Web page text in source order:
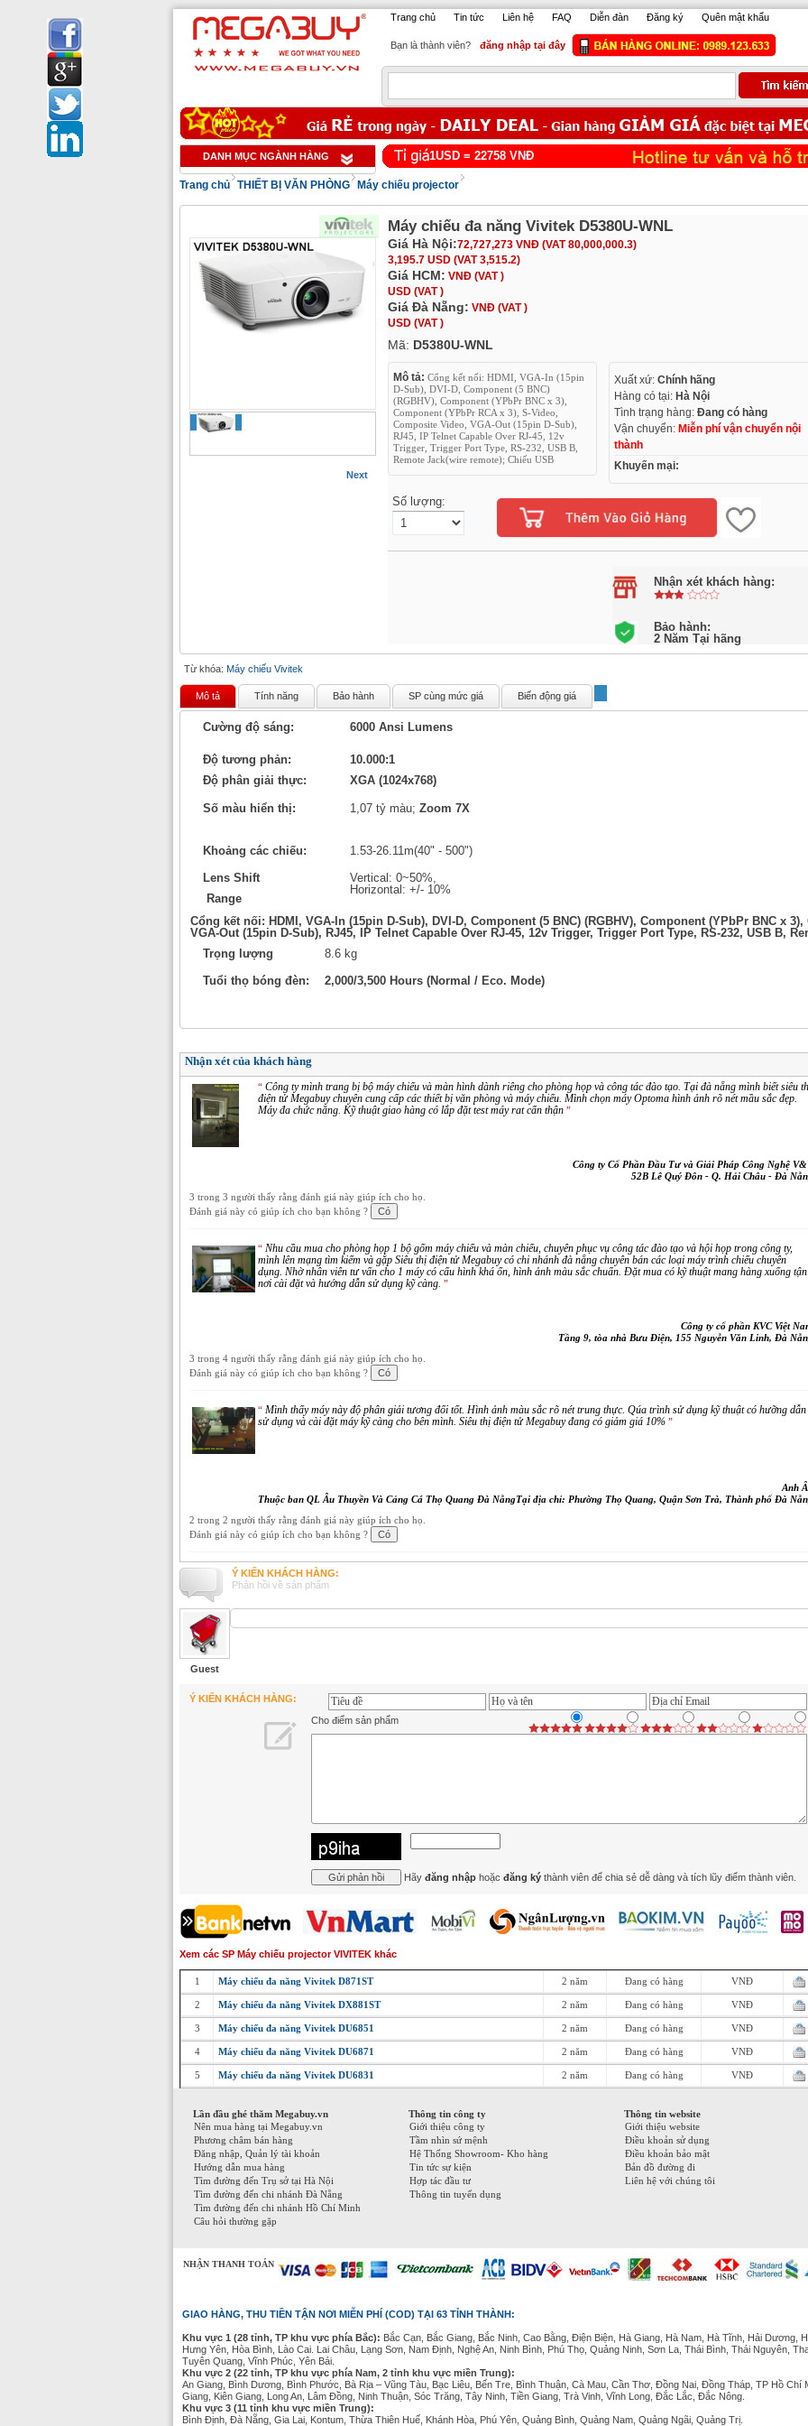
Trang chủ Tin tức Liên hệ FAQ Diễn đàn Đăng ký Quên mật khẩu
Bạn là thành viên?
đăng nhập tại đây
DANH MỤC NGÀNH HÀNG 1USD = 22758 VNĐ
Trang chủ THIẾT BỊ VĂN PHÒNG Máy chiếu projector
Next
Máy chiếu đa năng Vivitek D5380U-WNL
Giá Hà Nội:72,727,273 VNĐ (VAT 80,000,000.3)
3,195.7 USD (VAT 3,515.2)
Giá HCM: VNĐ (VAT )
USD (VAT )
Giá Đà Nẵng: VNĐ (VAT )
USD (VAT )
Mã: D5380U-WNL
Mô tả: Cổng kết nối: HDMI, VGA-In (15pin
D-Sub), DVI-D, Component (5 BNC)
(RGBHV), Component (YPbPr BNC x 3),
Component (YPbPr RCA x 3), S-Video,
Composite Video, VGA-Out (15pin D-Sub),
RJ45, IP Telnet Capable Over RJ-45, 12v
Trigger, Trigger Port Type, RS-232, USB B,
Remote Jack(wire remote); Chiếu USB
Xuất xứ: Chính hãng
Hàng có tại: Hà Nội
Tình trạng hàng: Đang có hàng
Vận chuyển: Miễn phí vận chuyển nội
thành
Khuyến mại:
Số lượng:
Nhận xét khách hàng:
Bảo hành:
2 Năm Tại hãng
Từ khóa: Máy chiếu Vivitek
Mô tả Tính năng Bảo hành SP cùng mức giá Biến động giá
Cường độ sáng: 6000 Ansi Lumens
Độ tương phản:
10.000:1
Độ phân giải thực:
XGA (1024x768)
Số màu hiển thị: 1,07 tỷ màu;Zoom 7X
Khoảng các chiếu:
1.53-26.11m(40" - 500")
Lens Shift
Range
Vertical: 0~50%,
Horizontal: +/- 10%
Cổng kết nối: HDMI, VGA-In (15pin D-Sub), DVI-D, Component (5 BNC) (RGBHV), Component (YPbPr BNC x
VGA-Out (15pin D-Sub), RJ45, IP Telnet Capable Over RJ-45, 12v Trigger, Trigger Port Type, RS-232, USB B,
Trọng lượng
8.6 kg
Tuổi thọ bóng đèn:
2,000/3,500 Hours (Normal / Eco. Mode)
Nhận xét của khách hàng
“ Công ty mình trang bị bộ máy chiếu và màn hình dành riêng cho phòng họp và công tác đào tạo. Tại đà nẵng mình biết siêu
điện tử Megabuy chuyên cung cấp các thiết bị văn phòng và máy chiếu. Mình chọn máy Optoma hình ảnh rõ nét mầu sắc đẹp.
Máy đa chức năng. Kỹ thuật giao hàng có lắp đặt test máy rat cẩn thận ”
Công ty Cổ Phần Đầu Tư và Giải Pháp Công Nghệ
52B Lê Quý Đôn - Q. Hải Châu - Đà
3 trong 3 người thấy rằng đánh giá này giúp ích cho họ.
Đánh giá này có giúp ích cho bạn không ?
“ Nhu cầu mua cho phòng họp 1 bộ gốm máy chiếu và màn chiếu, chuyên phục vụ công tác đào tạo và hội họp trong công ty,
mình lên mạng tìm kiếm và gặp Siêu thị điện tử Megabuy có chi nhánh đà nẵng chuyên bán các loại máy trình chiếu chuyên
dụng. Nhờ nhân viên tư vấn cho 1 máy có cấu hình khá ổn, hình ảnh màu sắc chuẩn. Đặt mua có kỹ thuật mang hàng xuống tận
nơi cài đặt và hướng dẫn sử dụng kỹ càng. ”
Công ty cổ phần KVC Việt
Tầng 9, tòa nhà Bưu Điện, 155 Nguyễn Văn Linh, Đà
3 trong 4 người thấy rằng đánh giá này giúp ích cho họ.
Đánh giá này có giúp ích cho bạn không ?
“ Mình thấy máy này độ phân giải tương đối tốt. Hình ảnh màu sắc rõ nét trung thực. Qúa trình sử dụng kỹ thuật có hưỡng dẫn
sử dụng và cài đặt máy kỹ càng cho bên mình. Siêu thị điện tử Megabuy đang có giảm giá 10% ”
Anh
Thuộc ban QL Âu Thuyền Và Cảng Cá Thọ Quang Đà NẵngTại địa chỉ: Phường Thọ Quang, Quận Sơn Trà, Thành phố Đà
2 trong 2 người thấy rằng đánh giá này giúp ích cho họ.
Đánh giá này có giúp ích cho bạn không ?
Ý KIẾN KHÁCH HÀNG:
Phản hồi về sản phẩm
Guest
Ý KIẾN KHÁCH HÀNG:
Cho điểm sản phẩm
Hãy đăng nhập hoặc đăng ký thành viên để chia sẻ dễ dàng và tích lũy điểm thành viên.
Xem các SP Máy chiếu projector VIVITEK khác
1 Máy chiếu đa năng Vivitek D871ST 2 năm Đang có hàng VNĐ
2 Máy chiếu đa năng Vivitek DX881ST 2 năm Đang có hàng VNĐ
3 Máy chiếu đa năng Vivitek DU6851 2 năm Đang có hàng VNĐ
4 Máy chiếu đa năng Vivitek DU6871 2 năm Đang có hàng VNĐ
5 Máy chiếu đa năng Vivitek DU6831 2 năm Đang có hàng VNĐ
Lần đầu ghé thăm Megabuy.vn
Nên mua hàng tại Megabuy.vn
Phương châm bán hàng
Đăng nhập, Quản lý tài khoản
Hướng dẫn mua hàng
Tìm đường đến Trụ sở tại Hà Nội
Tìm đường đến chi nhánh Đà Nẵng
Tìm đường đến chi nhánh Hồ Chí Minh
Câu hỏi thường gặp
Thông tin công ty
Giới thiệu công ty
Tầm nhìn sứ mệnh
Hệ Thống Showroom- Kho hàng
Tin tức sự kiện
Hợp tác đầu tư
Thông tin tuyển dụng
Thông tin website
Giới thiệu website
Điều khoản sử dụng
Điều khoản bảo mật
Bản đồ đường đi
Liên hệ với chúng tôi
NHẬN THANH TOÁN
GIAO HÀNG, THU TIỀN TẬN NƠI MIỄN PHÍ (COD) TẠI 63 TỈNH THÀNH:
Khu vực 1 (28 tỉnh, TP khu vực phía Bắc): Bắc Cạn, Bắc Giang, Bắc Ninh, Cao Bằng, Điện Biện, Hà Giang, Hà Nam, Hà Tĩnh, Hải Dương,
Hưng Yên, Hòa Bình, Lào Cai. Lai Châu, Lạng Sơn, Nam Định, Nghệ An, Ninh Bình, Phú Thọ, Quảng Ninh, Sơn La, Thái Bình, Thái Nguyên,
Tuyên Quang, Vĩnh Phúc, Yên Bái.
Khu vực 2 (22 tỉnh, TP khu vực phía Nam, 2 tỉnh khu vực miền Trung):
An Giang, Bình Dương, Bình Phước, Bà Rịa – Vũng Tàu, Bạc Liêu, Bến Tre, Bình Thuận, Cà Mau, Cần Thơ, Đồng Nai, Đồng Tháp, TP Hồ Chí
Giang, Kiên Giang, Long An, Lâm Đồng, Ninh Thuận, Sóc Trăng, Tây Ninh, Tiền Giang, Trà Vinh, Vĩnh Long, Đắc Lắc, Đắc Nông.
Khu vực 3 (11 tỉnh khu vực miền Trung):
Bình Định, Đà Nẵng, Gia Lai, Kontum, Thừa Thiên Huế, Khánh Hòa, Phú Yên, Quảng Bình, Quảng Nam, Quảng Ngãi, Quảng Trị.